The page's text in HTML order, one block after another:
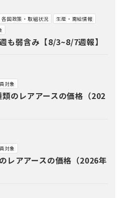
各国政策・取組状況
生産・需給情報
も弱含み【8/3~8/7週報】
対象
類のレアアースの価格（202
対象
レアアースの価格（2026年